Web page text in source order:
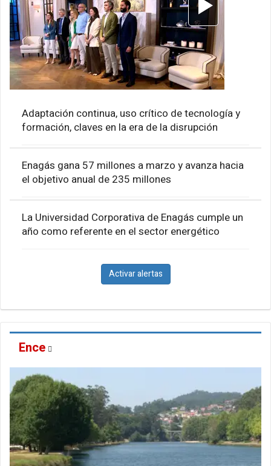
Adaptación continua, uso crítico de tecnología y
formación, claves en la era de la disrupción
Enagás gana 57 millones a marzo y avanza hacia
el objetivo anual de 235 millones
La Universidad Corporativa de Enagás cumple un
año como referente en el sector energético
Activar alertas
Ence